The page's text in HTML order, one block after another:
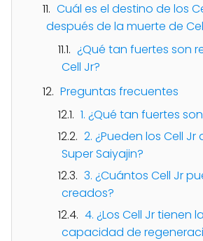
Cuál es el destino de los
después de la muerte de
¿Qué tan fuertes son
Cell Jr?
Preguntas frecuentes
1. ¿Qué tan fuertes
2. ¿Pueden los Cell
Super Saiyajin?
3. ¿Cuántos Cell Jr
creados?
4. ¿Los Cell Jr tienen
capacidad de